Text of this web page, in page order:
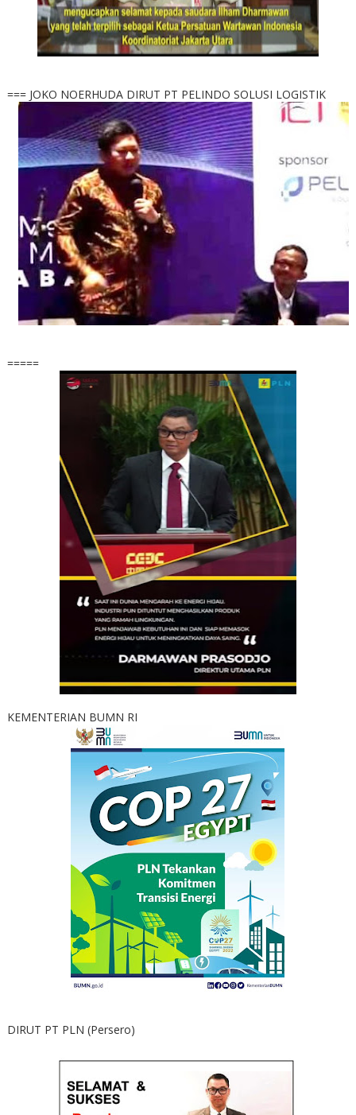
=== JOKO NOERHUDA DIRUT PT PELINDO SOLUSI LOGISTIK
=====
KEMENTERIAN BUMN RI
DIRUT PT PLN (Persero)